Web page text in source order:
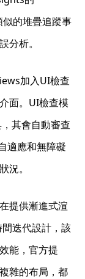
的堆疊追蹤事
分析。
加入UI檢查
面。UI檢查模
其會自動審查
適應和無障礙
況。
提供漸進式渲
迭代設計，該
能，官方提
雜的布局，都